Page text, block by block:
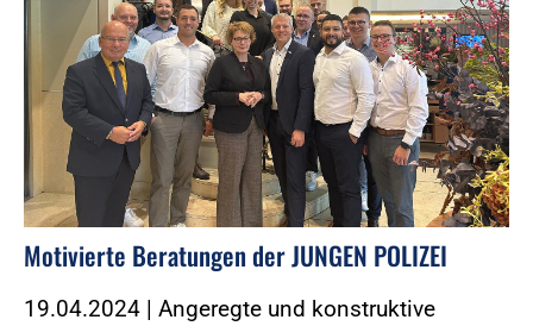
Motivierte Beratungen der JUNGEN POLIZEI
19.04.2024 | Angeregte und konstruktive